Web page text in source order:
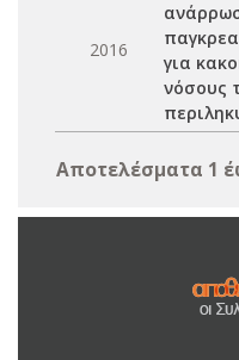
2016
για
νόσους
Αποτελέσματα 1